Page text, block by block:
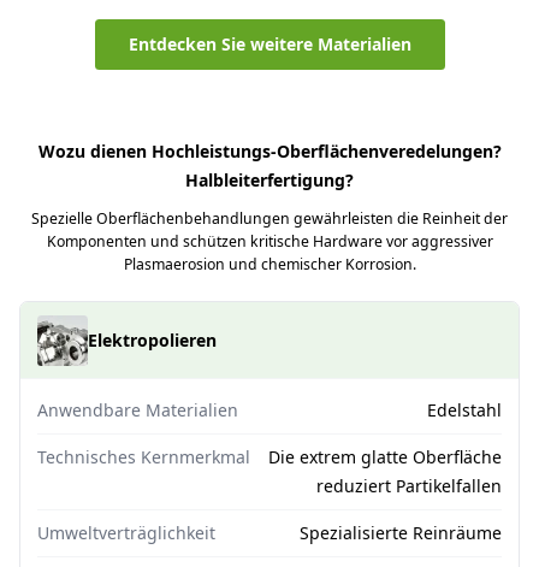
Entdecken Sie weitere Materialien
Wozu dienen Hochleistungs-Oberflächenveredelungen?
Halbleiterfertigung?
Spezielle Oberflächenbehandlungen gewährleisten die Reinheit der
Komponenten und schützen kritische Hardware vor aggressiver
Plasmaerosion und chemischer Korrosion.
Elektropolieren
Anwendbare Materialien Edelstahl
Technisches Kernmerkmal
Die extrem glatte Oberfläche
reduziert Partikelfallen
Umweltverträglichkeit Spezialisierte Reinräume